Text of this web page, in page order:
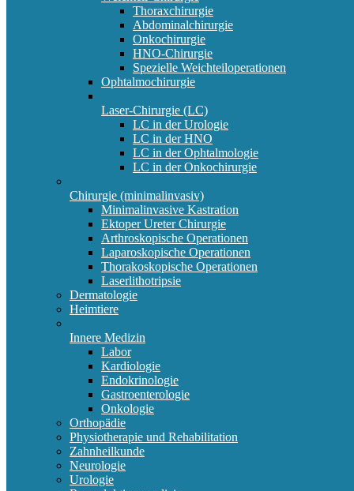
Thoraxchirurgie
Abdominalchirurgie
Onkochirurgie
HNO-Chirurgie
Spezielle Weichteiloperationen
Ophtalmochirurgie
Laser-Chirurgie (LC)
LC in der Urologie
LC in der HNO
LC in der Ophtalmologie
LC in der Onkochirurgie
Chirurgie (minimalinvasiv)
Minimalinvasive Kastration
Ektoper Ureter Chirurgie
Arthroskopische Operationen
Laparoskopische Operationen
Thorakoskopische Operationen
Laserlithotripsie
Dermatologie
Heimtiere
Innere Medizin
Labor
Kardiologie
Endokrinologie
Gastroenterologie
Onkologie
Orthopädie
Physiotherapie und Rehabilitation
Zahnheilkunde
Neurologie
Urologie